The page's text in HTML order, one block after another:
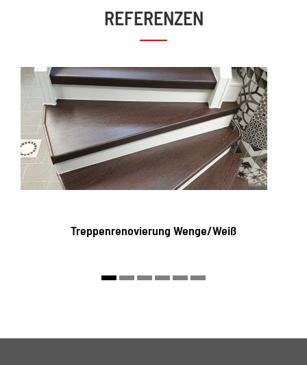
REFERENZEN
Treppenrenovierung Wenge/Weiß